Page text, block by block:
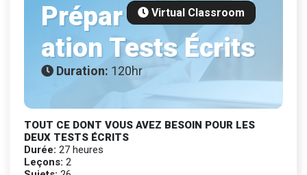
Virtual Classroom
Prépar
ation Tests Écrits
Duration: 120hr
TOUT CE DONT VOUS AVEZ BESOIN POUR LES
DEUX TESTS ÉCRITS
Durée: 27 heures
Leçons: 2